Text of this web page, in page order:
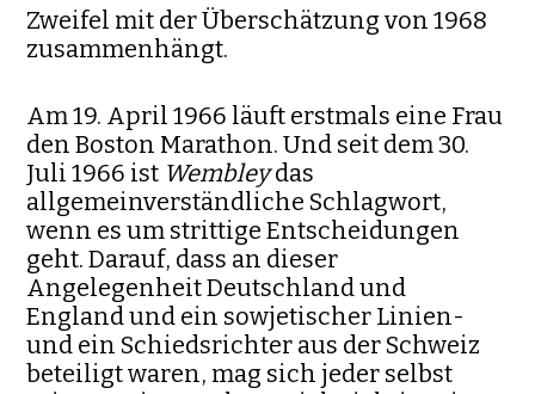
Zweifel mit der Überschätzung von 1968
zusammenhängt.
Am 19. April 1966 läuft erstmals eine Frau
den Boston Marathon. Und seit dem 30.
Juli 1966 ist Wembleydas
allgemeinverständliche Schlagwort,
wenn es um strittige Entscheidungen
geht. Darauf, dass an dieser
Angelegenheit Deutschland und
England und ein sowjetischer Linien-
und ein Schiedsrichter aus der Schweiz
beteiligt waren, mag sich jeder selbst